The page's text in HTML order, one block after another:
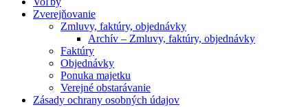
Zverejňovanie
Zmluvy, faktúry, objednávky
Archív – Zmluvy, faktúry, objednávky
Faktúry
Objednávky
Ponuka majetku
Verejné obstarávanie
Zásady ochrany osobných údajov